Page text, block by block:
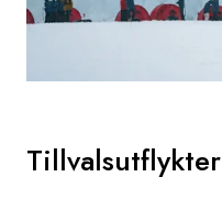
Tillvalsutflykter